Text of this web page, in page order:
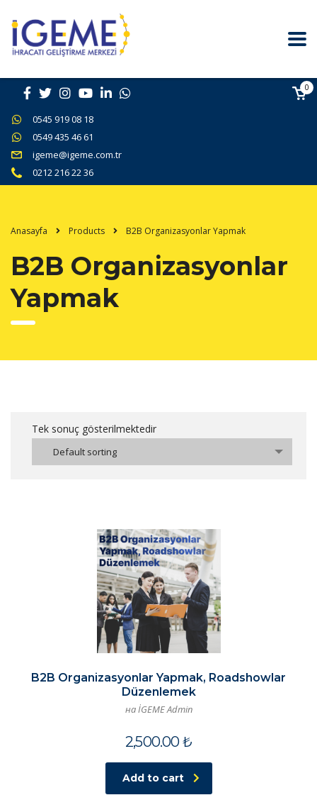
0545 919 08 18
0549 435 46 61
igeme@igeme.com.tr
0212 216 22 36
0
Anasayfa Products B2B Organizasyonlar Yapmak
B2B Organizasyonlar
Yapmak
Tek sonuç gösterilmektedir
Default sorting
B2B Organizasyonlar Yapmak, Roadshowlar
Düzenlemek
на İGEME Admin
2,500.00₺
Add to cart